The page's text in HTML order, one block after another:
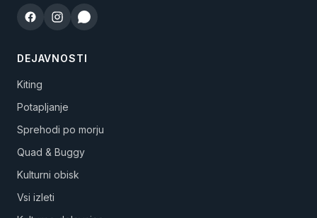
DEJAVNOSTI
Kiting
Potapljanje
Sprehodi po morju
Quad & Buggy
Kulturni obisk
Vsi izleti